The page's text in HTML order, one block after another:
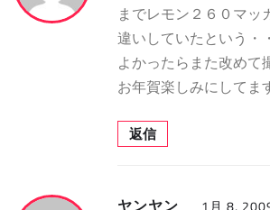
までレモン２６０マッ
違いしていたという・
よかったらまた改めて
お年賀楽しみにしてま
返信